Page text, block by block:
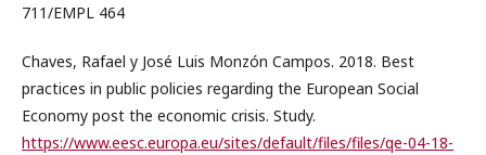
711/EMPL 464
Chaves, Rafael y José Luis Monzón Campos. 2018. Best
practices in public policies regarding the European Social
Economy post the economic crisis. Study.
https://www.eesc.europa.eu/sites/default/files/files/qe-04-18-